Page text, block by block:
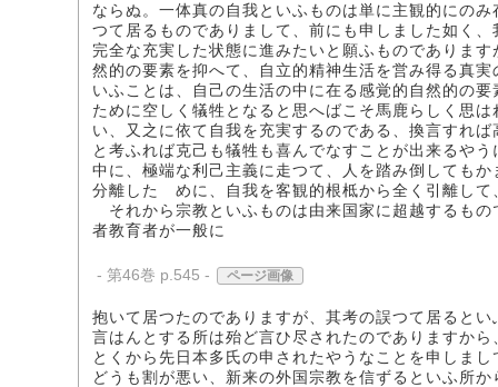
ならぬ。一体真の自我といふものは単に主観的にの
つて居るものでありまして、前にも申しました如く
完全な充実した状態に進みたいと願ふものでありま
然的の要素を抑へて、自立的精神生活を営み得る真
いふことは、自己の生活の中に在る感覚的自然的の
ために空しく犠牲となると思へばこそ馬鹿らしく思
い、又之に依て自我を充実するのである、換言すれ
と考ふれば克己も犠牲も喜んでなすことが出来るや
中に、極端な利己主義に走つて、人を踏み倒しても
分離したゝめに、自我を客観的根柢から全く引離し
それから宗教といふものは由来国家に超越するも
者教育者が一般に
- 第46巻 p.545 - ページ画像
抱いて居つたのでありますが、其考の誤つて居ると
言はんとする所は殆ど言ひ尽されたのでありますか
とくから先日本多氏の申されたやうなことを申しま
どうも割が悪い、新来の外国宗教を信ずるといふ所